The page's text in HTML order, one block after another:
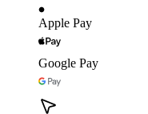
Apple Pay
Google Pay